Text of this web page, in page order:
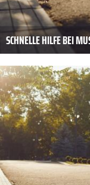
SCHNELLE HILFE BEI